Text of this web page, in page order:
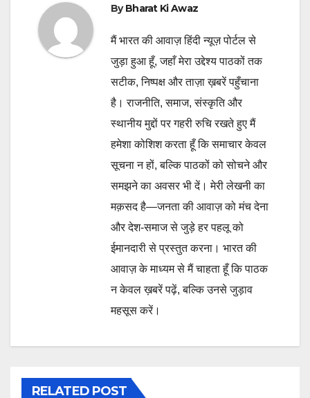
ByBharat Ki Awaz
मैं भारत की आवाज़ हिंदी न्यूज़ पोर्टल से
जुड़ा हुआ हूँ, जहाँ मेरा उद्देश्य पाठकों तक
सटीक, निष्पक्ष और ताज़ा ख़बरें पहुँचाना
है। राजनीति, समाज, संस्कृति और
स्थानीय मुद्दों पर गहरी रुचि रखते हुए मैं
हमेशा कोशिश करता हूँ कि समाचार केवल
सूचना न हों, बल्कि पाठकों को सोचने और
समझने का अवसर भी दें। मेरी लेखनी का
मक़सद है—जनता की आवाज़ को मंच देना
और देश-समाज से जुड़े हर पहलू को
ईमानदारी से प्रस्तुत करना। भारत की
आवाज़ के माध्यम से मैं चाहता हूँ कि पाठक
न केवल ख़बरें पढ़ें, बल्कि उनसे जुड़ाव
महसूस करें।
RELATED POST